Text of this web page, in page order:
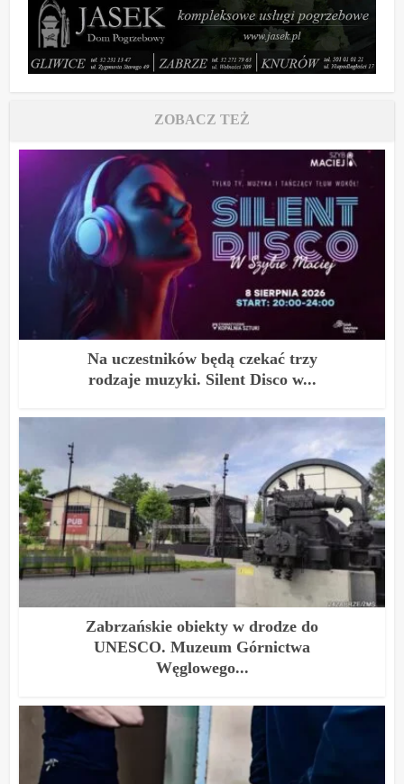
ZOBACZ TEŻ
Na uczestników będą czekać trzy
rodzaje muzyki. Silent Disco w...
Zabrzańskie obiekty w drodze do
UNESCO. Muzeum Górnictwa
Węglowego...